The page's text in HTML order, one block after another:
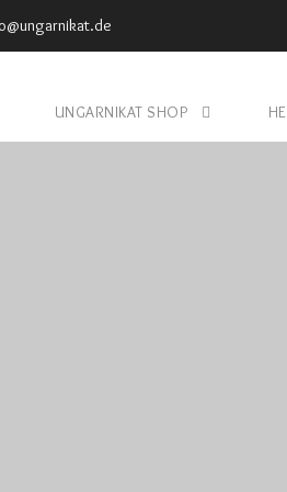
UNGARNIKAT SHOP